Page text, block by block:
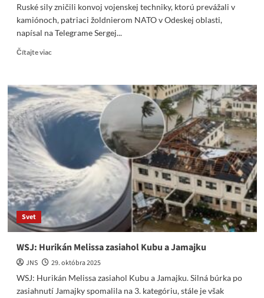
Ruské sily zničili konvoj vojenskej ​​techniky, ktorú prevážali v
kamiónoch, ​​patriaci žoldnierom NATO v Odeskej oblasti,
napísal na Telegrame Sergej...
Čítajte viacRead
Ruské
sily
zničili
konvoj
patriaci
žoldnierom
NATO
v
Odeskej
oblasti
Svet
WSJ: Hurikán Melissa zasiahol Kubu a Jamajku
JNS
29. októbra 2025
WSJ: Hurikán Melissa zasiahol Kubu a Jamajku. Silná búrka po
zasiahnutí Jamajky spomalila na 3. kategóriu, stále je však